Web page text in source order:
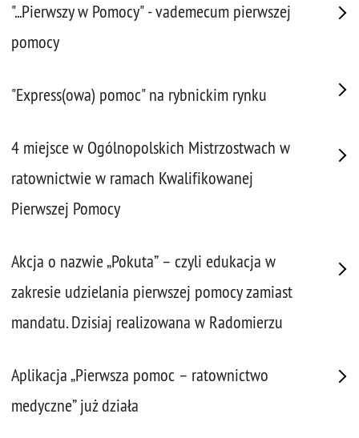
"...Pierwszy w Pomocy" - vademecum pierwszej
pomocy
"Express(owa) pomoc" na rybnickim rynku
4 miejsce w Ogólnopolskich Mistrzostwach w
ratownictwie w ramach Kwalifikowanej
Pierwszej Pomocy
Akcja o nazwie „Pokuta” – czyli edukacja w
zakresie udzielania pierwszej pomocy zamiast
mandatu. Dzisiaj realizowana w Radomierzu
Aplikacja „Pierwsza pomoc – ratownictwo
medyczne” już działa